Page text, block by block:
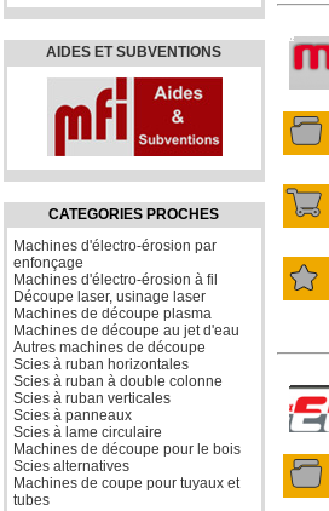
AIDES ET SUBVENTIONS
CATEGORIES PROCHES
Machines d'électro-érosion par
enfonçage
Machines d'électro-érosion à fil
Découpe laser, usinage laser
Machines de découpe plasma
Machines de découpe au jet d'eau
Autres machines de découpe
Scies à ruban horizontales
Scies à ruban à double colonne
Scies à ruban verticales
Scies à panneaux
Scies à lame circulaire
Machines de découpe pour le bois
Scies alternatives
Machines de coupe pour tuyaux et
tubes